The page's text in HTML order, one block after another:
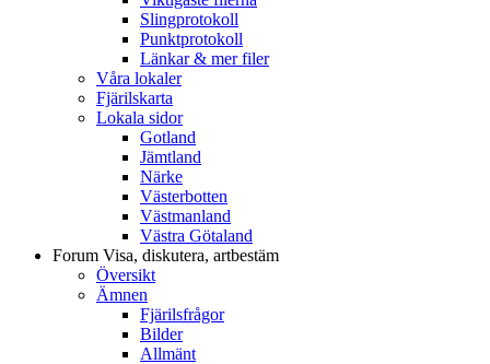
Slingprotokoll
Punktprotokoll
Länkar & mer filer
Våra lokaler
Fjärilskarta
Lokala sidor
Gotland
Jämtland
Närke
Västerbotten
Västmanland
Västra Götaland
Forum Visa, diskutera, artbestäm
Översikt
Ämnen
Fjärilsfrågor
Bilder
Allmänt